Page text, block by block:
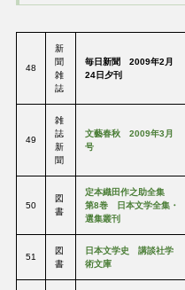
48
新
聞
雑
誌
毎日新聞 2009年2月
24日夕刊
49
雑
誌
新
聞
文藝春秋 2009年3月
号
50
図
書
定本織田作之助全集
第8巻 日本文学全集・
選集叢刊
51
図
書
日本文学史 講談社学
術文庫